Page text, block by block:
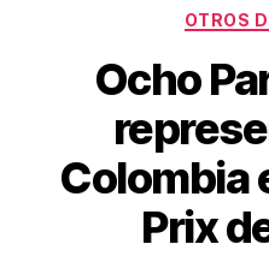
OTROS
Ocho
Colombia
Prix